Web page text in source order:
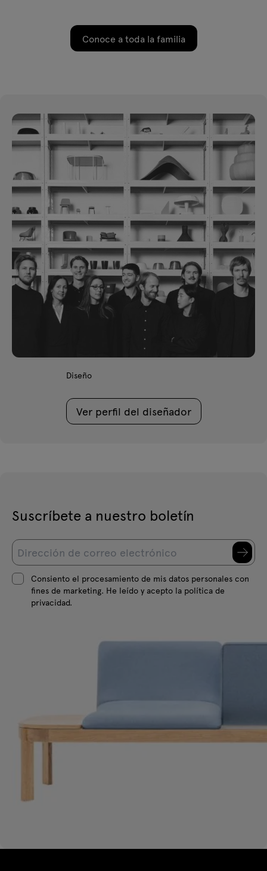
Conoce a toda la familia
Diseño
Ver perfil del diseñador
Suscríbete a nuestro boletín
Consiento el procesamiento de mis datos personales con
fines de marketing. He leído y acepto la política de
privacidad.